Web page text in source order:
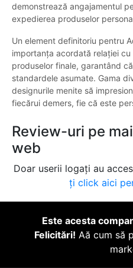
demonstrează angajamentul
expedierea produselor
Un element definitoriu pentru
importanța acordată relației
produselor finale, garantând
standardele asumate. Gama
designurile menite să
fiecărui demers, fie că este
Review-uri pe
web
Doar userii logați au
ți click aici
Este acesta
Felicitări! Aă cum să